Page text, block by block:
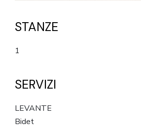
STANZE
1
SERVIZI
LEVANTE
Bidet